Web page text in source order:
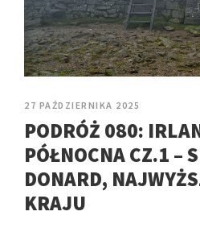
27 PAŹDZIERNIKA 2025
PODRÓŻ 080:
PÓŁNOCNA CZ.1 –
DONARD,
KRAJU